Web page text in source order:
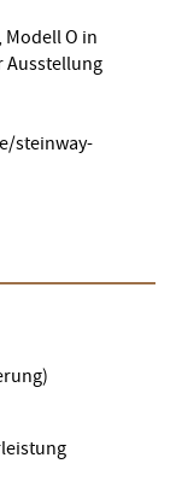
Modell O in
Ausstellung
steinway-